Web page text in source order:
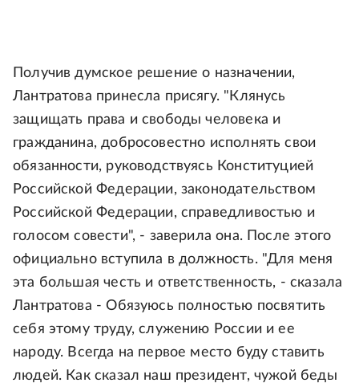
Получив думское решение о назначении,
Лантратова принесла присягу. "Клянусь
защищать права и свободы человека и
гражданина, добросовестно исполнять свои
обязанности, руководствуясь Конституцией
Российской Федерации, законодательством
Российской Федерации, справедливостью и
голосом совести", - заверила она. После этого
официально вступила в должность. "Для меня
эта большая честь и ответственность, - сказала
Лантратова - Обязуюсь полностью посвятить
себя этому труду, служению России и ее
народу. Всегда на первое место буду ставить
людей. Как сказал наш президент, чужой беды